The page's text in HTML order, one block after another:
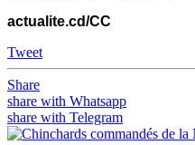
actualite.cd/CC
Tweet
Share
share with Whatsapp
share with Telegram